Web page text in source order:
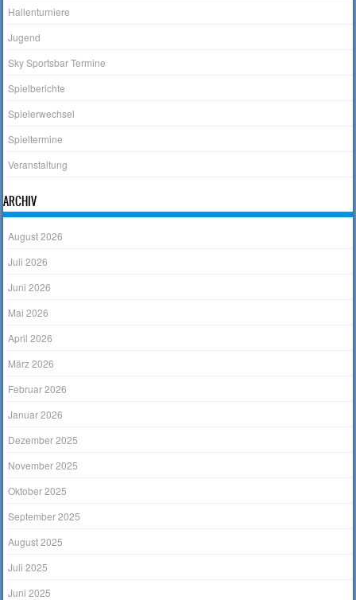
Hallenturniere
Jugend
Sky Sportsbar Termine
Spielberichte
Spielerwechsel
Spieltermine
Veranstaltung
ARCHIV
August 2026
Juli 2026
Juni 2026
Mai 2026
April 2026
März 2026
Februar 2026
Januar 2026
Dezember 2025
November 2025
Oktober 2025
September 2025
August 2025
Juli 2025
Juni 2025